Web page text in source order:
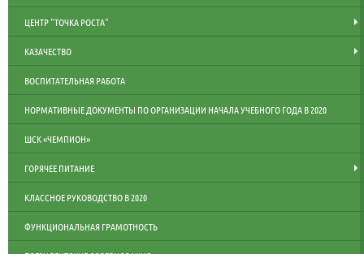
ЦЕНТР "ТОЧКА РОСТА"
КАЗАЧЕСТВО
ВОСПИТАТЕЛЬНАЯ РАБОТА
НОРМАТИВНЫЕ ДОКУМЕНТЫ ПО ОРГАНИЗАЦИИ НАЧАЛА УЧЕБНОГО ГОДА В 2020
ШСК «ЧЕМПИОН»
ГОРЯЧЕЕ ПИТАНИЕ
КЛАССНОЕ РУКОВОДСТВО В 2020
ФУНКЦИОНАЛЬНАЯ ГРАМОТНОСТЬ